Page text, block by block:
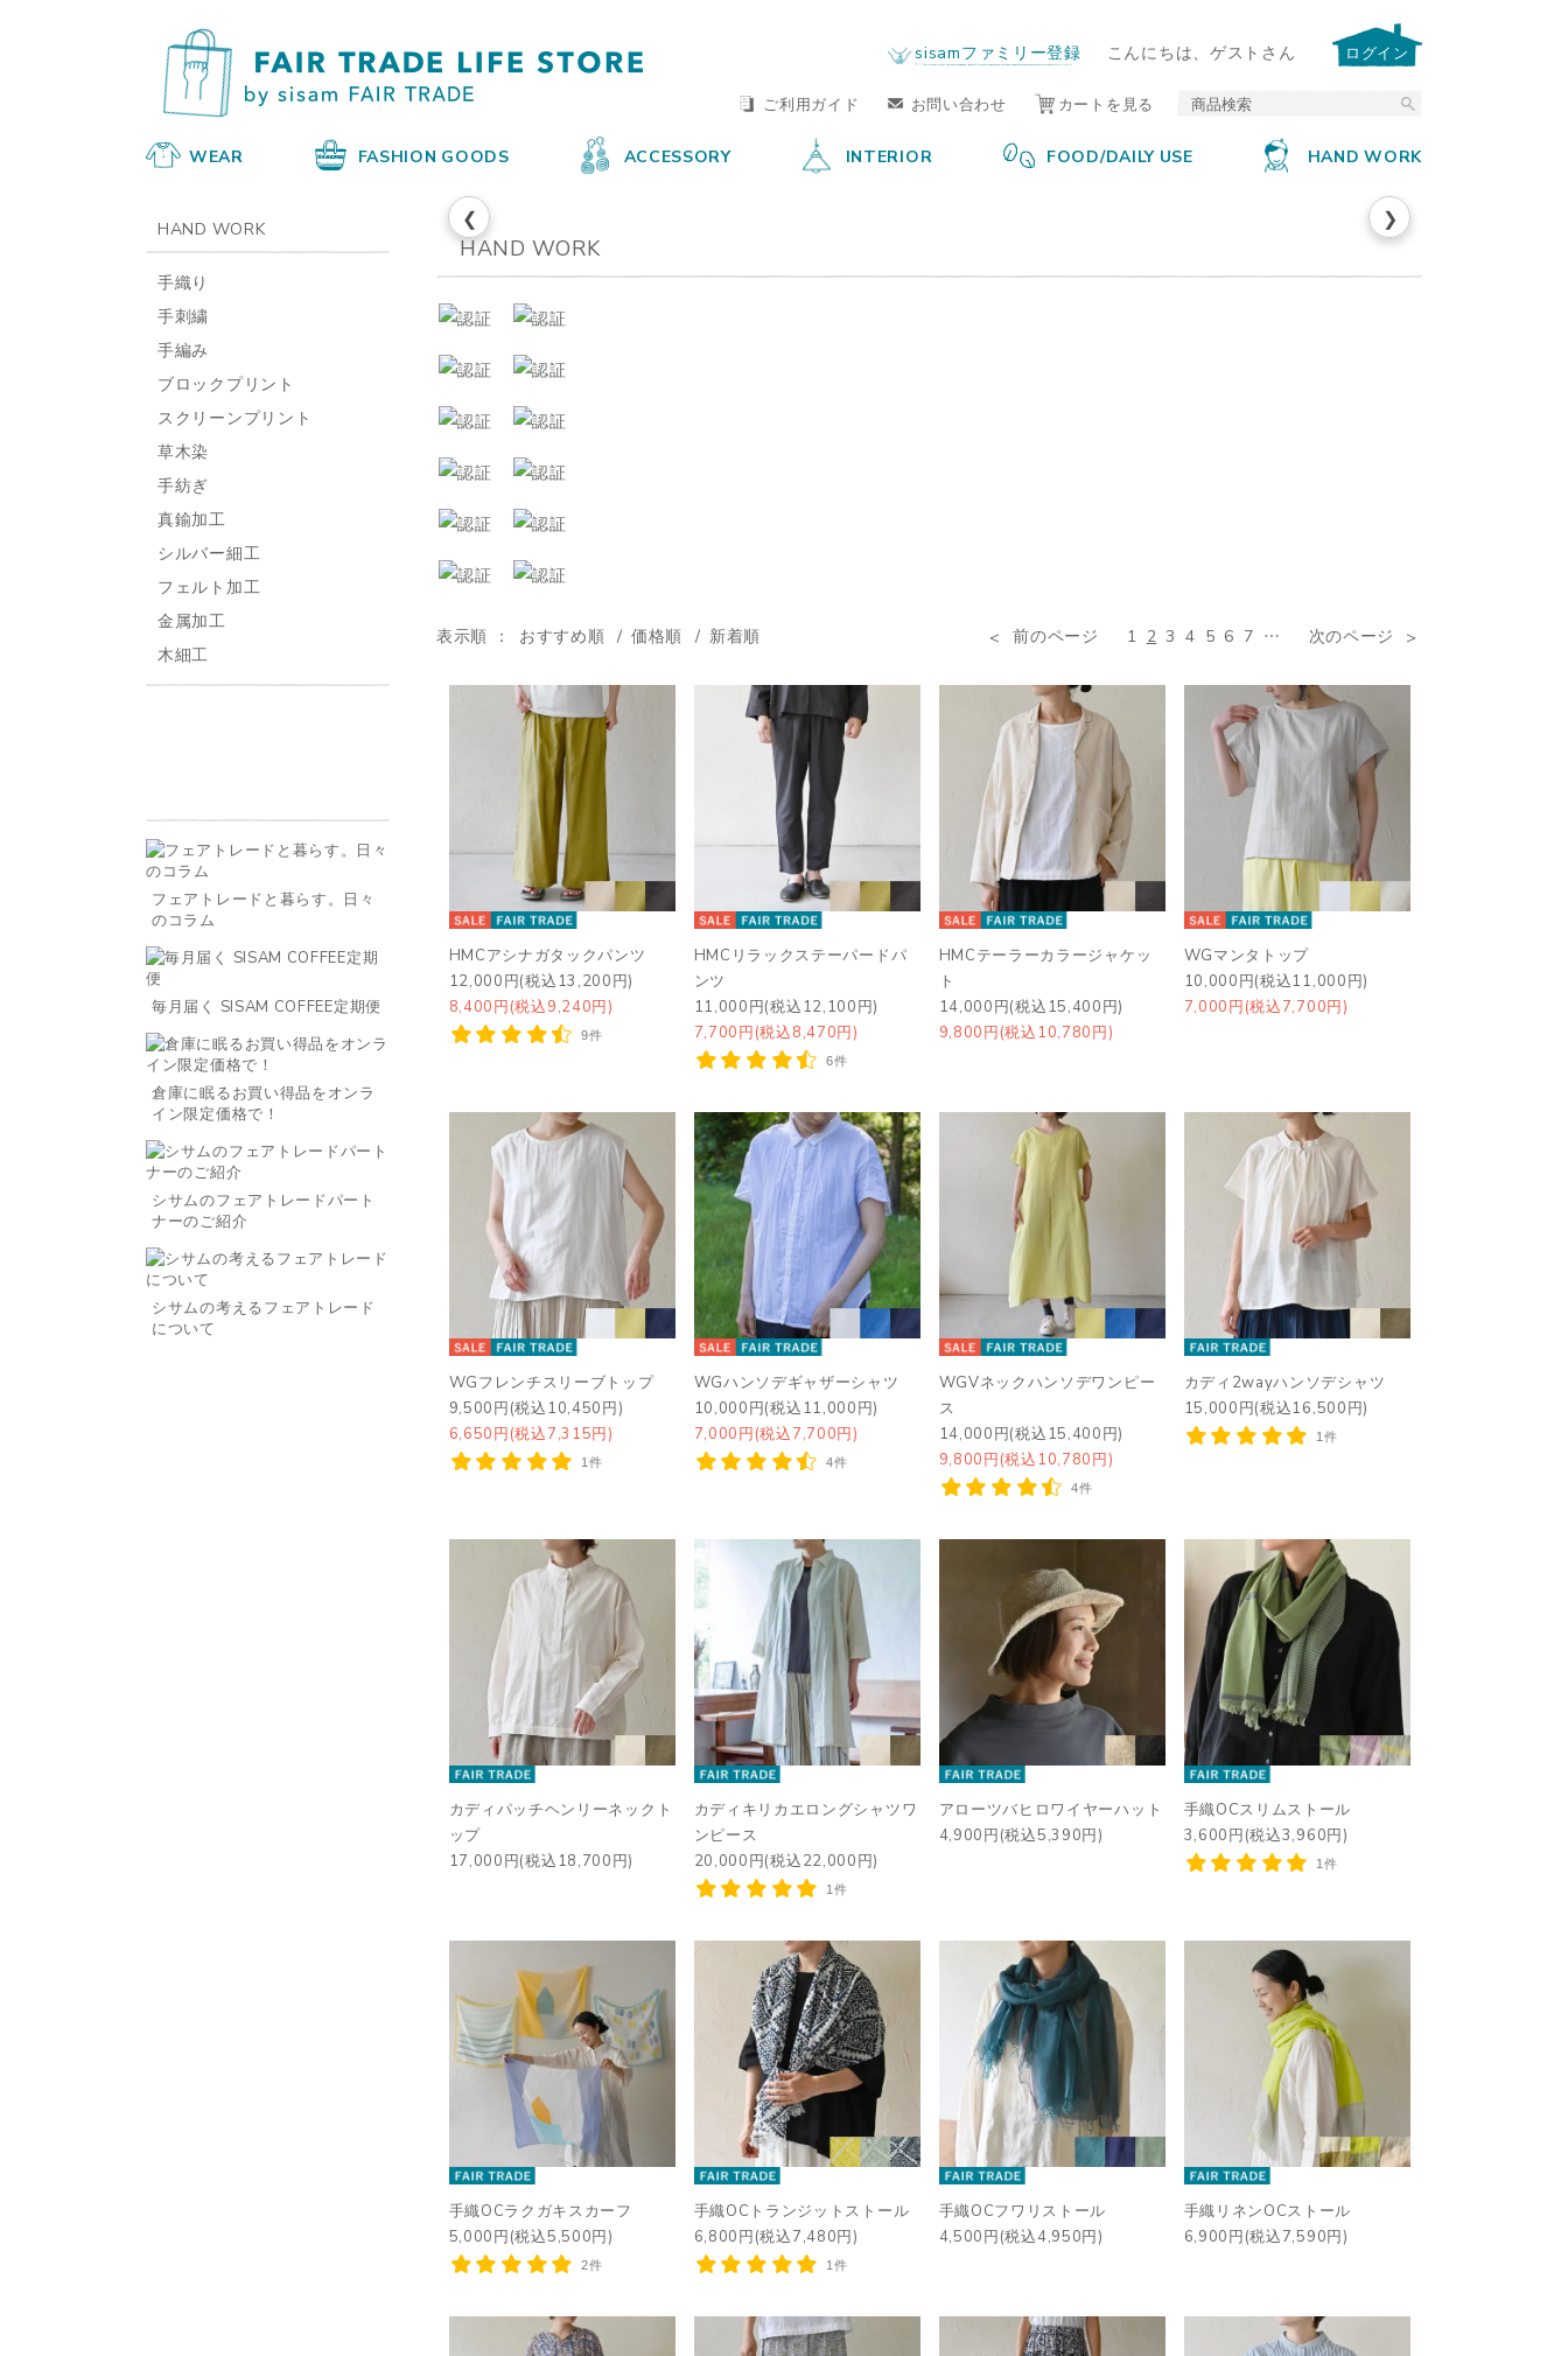
by sisam FAIR TRADE
sisamファミリー登録 こんにちは、ゲストさん ログイン
ご利用ガイド お問い合わせ カートを見る
WEAR FASHION GOODS ACCESSORY INTERIOR FOOD/DAILY USE HAND WORK
❮ ❯
HAND WORK
表示順 おすすめ順 価格順 新着順 前のページ 1 2 3 4 5 6 7 … 次のページ
HMCアシナガタックパンツ
12,000円(税込13,200円)
8,400円(税込9,240円)
9件
HMCリラックステーパードパ
ンツ
11,000円(税込12,100円)
7,700円(税込8,470円)
6件
HMCテーラーカラージャケッ
ト
14,000円(税込15,400円)
9,800円(税込10,780円)
WGマンタトップ
10,000円(税込11,000円)
7,000円(税込7,700円)
WGフレンチスリーブトップ
9,500円(税込10,450円)
6,650円(税込7,315円)
1件
WGハンソデギャザーシャツ
10,000円(税込11,000円)
7,000円(税込7,700円)
4件
WGVネックハンソデワンピー
ス
14,000円(税込15,400円)
9,800円(税込10,780円)
4件
カディ2wayハンソデシャツ
15,000円(税込16,500円)
1件
カディパッチヘンリーネックト
ップ
17,000円(税込18,700円)
カディキリカエロングシャツワ
ンピース
20,000円(税込22,000円)
1件
アローツバヒロワイヤーハット
4,900円(税込5,390円)
手織OCスリムストール
3,600円(税込3,960円)
1件
手織OCラクガキスカーフ
5,000円(税込5,500円)
2件
手織OCトランジットストール
6,800円(税込7,480円)
1件
手織OCフワリストール
4,500円(税込4,950円)
手織リネンOCストール
6,900円(税込7,590円)
HAND WORK
手織り
手刺繍
手編み
ブロックプリント
スクリーンプリント
草木染
手紡ぎ
真鍮加工
シルバー細工
フェルト加工
金属加工
木細工
フェアトレードと暮らす。日々
のコラム
毎月届く SISAM COFFEE定期便
倉庫に眠るお買い得品をオンラ
イン限定価格で！
シサムのフェアトレードパート
ナーのご紹介
シサムの考えるフェアトレード
について